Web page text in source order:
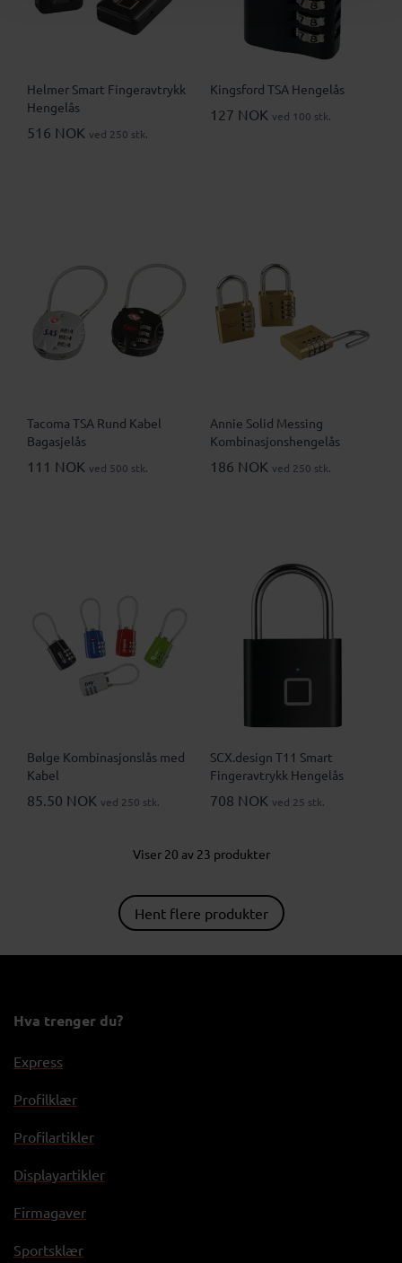
Helmer Smart Fingeravtrykk
Hengelås
516 NOK ved 250 stk.
Kingsford TSA Hengelås
127 NOK ved 100 stk.
Tacoma TSA Rund Kabel
Bagasjelås
111 NOK ved 500 stk.
Annie Solid Messing
Kombinasjonshengelås
186 NOK ved 250 stk.
Bølge Kombinasjonslås med
Kabel
85.50 NOK ved 250 stk.
SCX.design T11 Smart
Fingeravtrykk Hengelås
708 NOK ved 25 stk.
Viser 20 av 23 produkter
Hent flere produkter
Hva trenger du?
Express
Profilklær
Profilartikler
Displayartikler
Firmagaver
Sportsklær